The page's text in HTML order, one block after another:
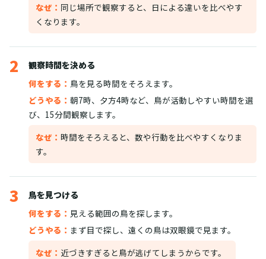
なぜ： 同じ場所で観察すると、日による違いを比べやす
くなります。
2
観察時間を決める
何をする： 鳥を見る時間をそろえます。
どうやる： 朝7時、夕方4時など、鳥が活動しやすい時間を選
び、15分間観察します。
なぜ： 時間をそろえると、数や行動を比べやすくなりま
す。
3
鳥を見つける
何をする： 見える範囲の鳥を探します。
どうやる： まず目で探し、遠くの鳥は双眼鏡で見ます。
なぜ： 近づきすぎると鳥が逃げてしまうからです。